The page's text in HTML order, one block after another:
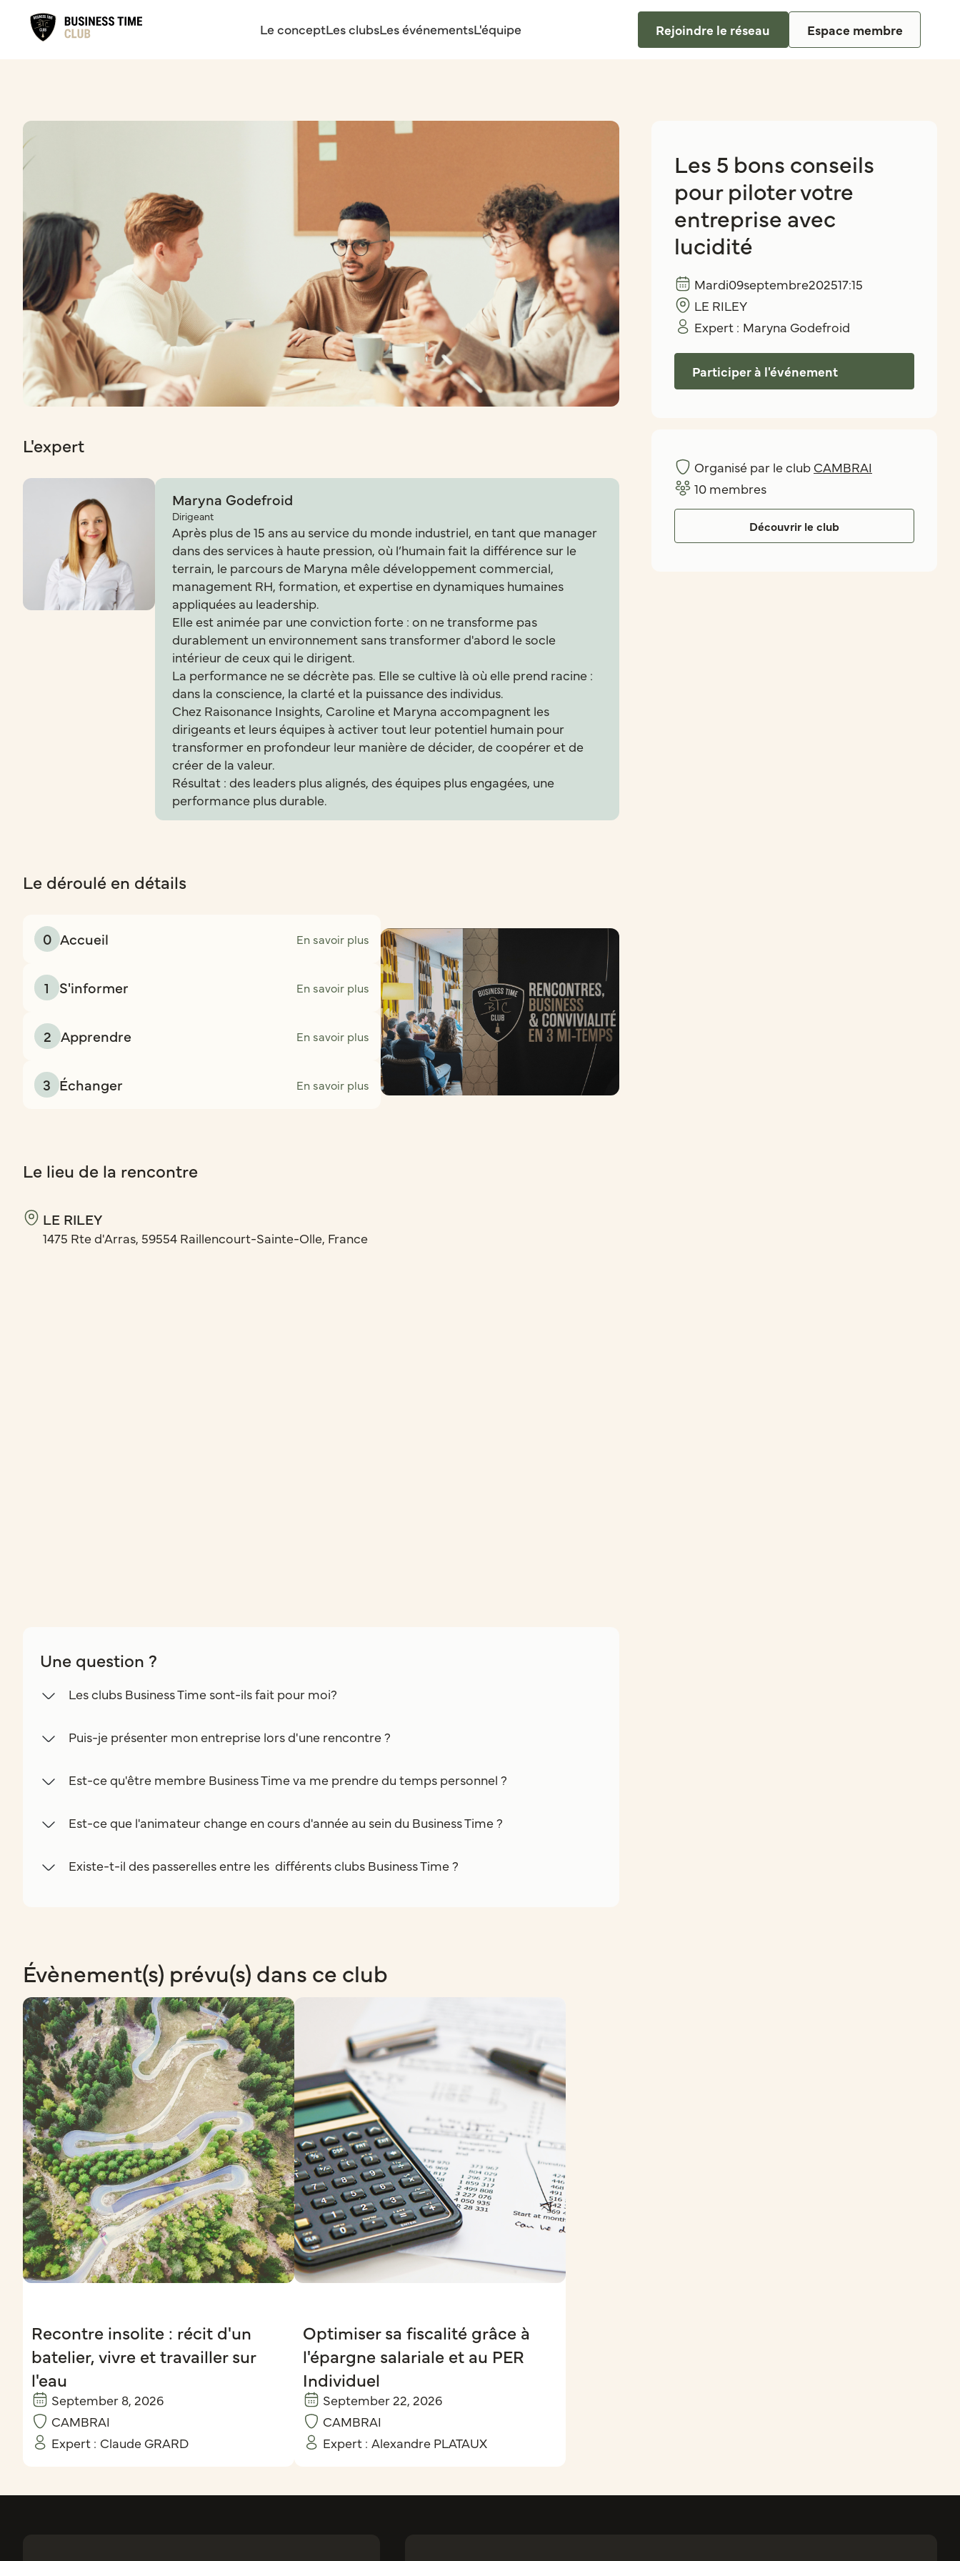
Le conceptLes clubsLes événementsL'équipe Rejoindre le réseau Espace membre
L'expert
Maryna Godefroid
Dirigeant
Après plus de 15 ans au service du monde industriel, en tant que manager
dans des services à haute pression, où l’humain fait la différence sur le
terrain, le parcours de Maryna mêle développement commercial,
management RH, formation, et expertise en dynamiques humaines
appliquées au leadership.
Elle est animée par une conviction forte : on ne transforme pas
durablement un environnement sans transformer d'abord le socle
intérieur de ceux qui le dirigent.
La performance ne se décrète pas. Elle se cultive là où elle prend racine :
dans la conscience, la clarté et la puissance des individus.
Chez Raisonance Insights, Caroline et Maryna accompagnent les
dirigeants et leurs équipes à activer tout leur potentiel humain pour
transformer en profondeur leur manière de décider, de coopérer et de
créer de la valeur.
Résultat : des leaders plus alignés, des équipes plus engagées, une
performance plus durable.
Le déroulé en détails
0 Accueil En savoir plus
1 S'informer En savoir plus
2 Apprendre En savoir plus
3 Échanger En savoir plus
Le lieu de la rencontre
LE RILEY
1475 Rte d'Arras, 59554 Raillencourt-Sainte-Olle, France
Une question ?
Les clubs Business Time sont-ils fait pour moi?
Puis-je présenter mon entreprise lors d'une rencontre ?
Est-ce qu'être membre Business Time va me prendre du temps personnel ?
Est-ce que l'animateur change en cours d'année au sein du Business Time ?
Existe-t-il des passerelles entre les différents clubs Business Time ?
Évènement(s) prévu(s) dans ce club
Recontre insolite : récit d'un
batelier, vivre et travailler sur
l'eau
September 8, 2026
CAMBRAI
Expert : Claude GRARD
Optimiser sa fiscalité grâce à
l'épargne salariale et au PER
Individuel
September 22, 2026
CAMBRAI
Expert : Alexandre PLATAUX
Les 5 bons conseils
pour piloter votre
entreprise avec
lucidité
Mardi09septembre202517:15
LE RILEY
Expert : Maryna Godefroid
Participer à l'événement
Organisé par le club CAMBRAI
10 membres
Découvrir le club